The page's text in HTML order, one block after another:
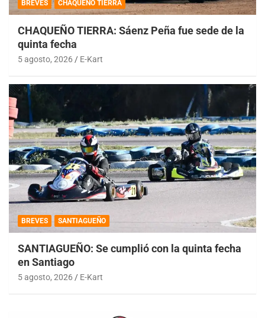
BREVES CHAQUEÑO TIERRA
CHAQUEÑO TIERRA: Sáenz Peña fue sede de la
quinta fecha
5 agosto, 2026 E-Kart
BREVES SANTIAGUEÑO
SANTIAGUEÑO: Se cumplió con la quinta fecha
en Santiago
5 agosto, 2026 E-Kart